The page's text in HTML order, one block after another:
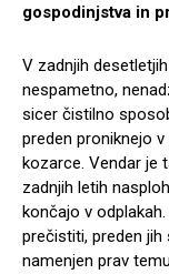
gospodinjstva in
V zadnjih
nespametno,
sicer čistilno
preden proniknejo
kozarce. Vendar je
zadnjih letih
končajo v
prečistiti, preden
namenjen prav